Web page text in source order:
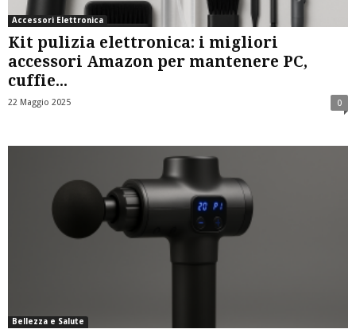
Accessori Elettronica
Kit pulizia elettronica: i migliori
accessori Amazon per mantenere PC,
cuffie...
22 Maggio 2025 0
Bellezza e Salute